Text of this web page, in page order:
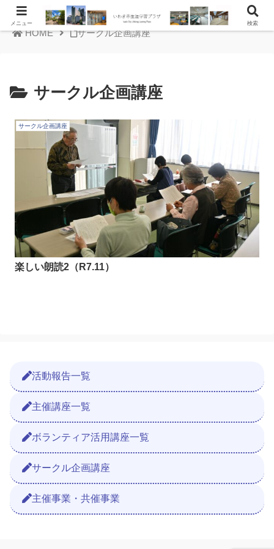
HOME サークル企画講座
サークル企画講座
サークル企画講座
楽しい朗読2（R7.11）
活動報告一覧
主催講座一覧
ボランティア活用講座一覧
サークル企画講座
主催事業・共催事業
メニュー 検索